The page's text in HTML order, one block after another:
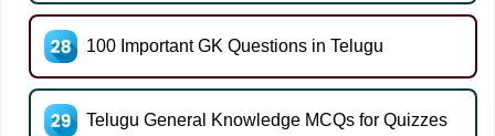
100 Important GK Questions in Telugu
Telugu General Knowledge MCQs for Quizzes